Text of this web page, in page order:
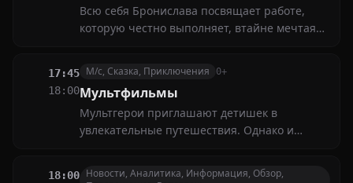
Всю себя Бронислава посвящает работе,
которую честно выполняет, втайне мечтая
максимально проявить свои способности
17:45
18:00
М/с, Сказка, Приключения 0+
Мультфильмы
Мультгерои приглашают детишек в
увлекательные путешествия. Однако и
телевизора, наблюдая за весёлыми
18:00 Новости, Аналитика, Информация, Обзор,